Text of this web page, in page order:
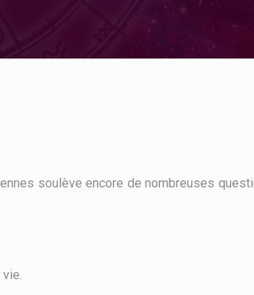
soulève encore de nombreuses